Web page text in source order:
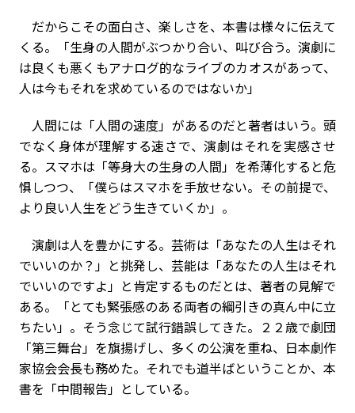
だからこその面白さ、楽しさを、本書は様々に伝えて
くる。「生身の人間がぶつかり合い、叫び合う。演劇に
は良くも悪くもアナログ的なライブのカオスがあって、
人は今もそれを求めているのではないか」
人間には「人間の速度」があるのだと著者はいう。頭
でなく身体が理解する速さで、演劇はそれを実感させ
る。スマホは「等身大の生身の人間」を希薄化すると危
惧しつつ、「僕らはスマホを手放せない。その前提で、
より良い人生をどう生きていくか」。
演劇は人を豊かにする。芸術は「あなたの人生はそれ
でいいのか？」と挑発し、芸能は「あなたの人生はそれ
でいいのですよ」と肯定するものだとは、著者の見解で
ある。「とても緊張感のある両者の綱引きの真ん中に立
ちたい」。そう念じて試行錯誤してきた。２２歳で劇団
「第三舞台」を旗揚げし、多くの公演を重ね、日本劇作
家協会会長も務めた。それでも道半ばということか、本
書を「中間報告」としている。